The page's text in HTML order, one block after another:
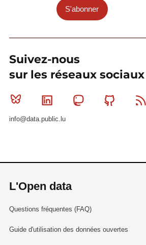
S'abonner
Suivez-nous
sur les réseaux sociaux
Bluesky Linkedin MastodonGithub
info@data.public.lu
L'Open data
Questions fréquentes (FAQ)
Guide d'utilisation des données ouvertes